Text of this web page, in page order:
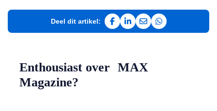
Deel dit artikel:
Deel op Facebook
Deel op LinkedIn
Deel via e-mail
Deel via
Enthousiast over MAX
Magazine?